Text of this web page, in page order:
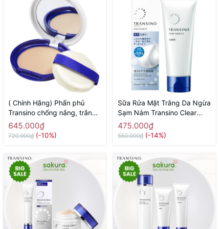
( Chính Hãng) Phấn phủ
Transino chống nắng, trắng
da UV Powder SPF50
PA++++- Hàng Nhật nội địa
645.000₫
720.000₫ (-10%)
Sữa Rửa Mặt Trắng Da Ngừa
Sạm Nám Transino Clear
Wash EX 100g - Hàng Nhật
nội địa
475.000₫
550.000₫ (-14%)